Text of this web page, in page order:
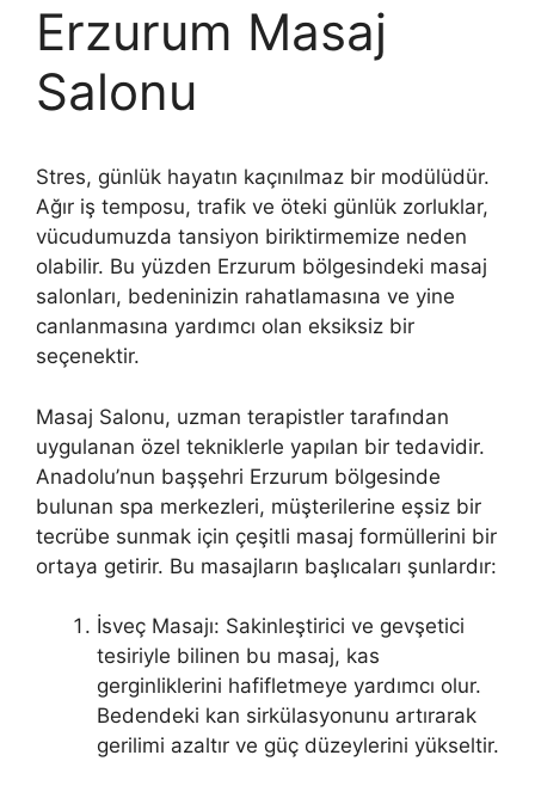
Erzurum Masaj
Salonu
Stres, günlük hayatın kaçınılmaz bir modülüdür.
Ağır iş temposu, trafik ve öteki günlük zorluklar,
vücudumuzda tansiyon biriktirmemize neden
olabilir. Bu yüzden Erzurum bölgesindeki masaj
salonları, bedeninizin rahatlamasına ve yine
canlanmasına yardımcı olan eksiksiz bir
seçenektir.
Masaj Salonu, uzman terapistler tarafından
uygulanan özel tekniklerle yapılan bir tedavidir.
Anadolu’nun başşehri Erzurum bölgesinde
bulunan spa merkezleri, müşterilerine eşsiz bir
tecrübe sunmak için çeşitli masaj formüllerini bir
ortaya getirir. Bu masajların başlıcaları şunlardır:
İsveç Masajı: Sakinleştirici ve gevşetici
tesiriyle bilinen bu masaj, kas
gerginliklerini hafifletmeye yardımcı olur.
Bedendeki kan sirkülasyonunu artırarak
gerilimi azaltır ve güç düzeylerini yükseltir.